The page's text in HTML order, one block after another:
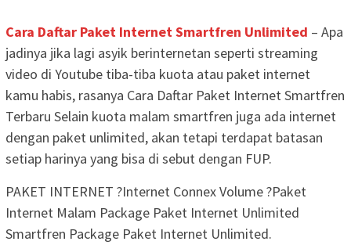
Cara Daftar Paket Internet Smartfren Unlimited – Apa
jadinya jika lagi asyik berinternetan seperti streaming
video di Youtube tiba-tiba kuota atau paket internet
kamu habis, rasanya Cara Daftar Paket Internet Smartfren
Terbaru Selain kuota malam smartfren juga ada internet
dengan paket unlimited, akan tetapi terdapat batasan
setiap harinya yang bisa di sebut dengan FUP.
PAKET INTERNET ?Internet Connex Volume ?Paket
Internet Malam Package Paket Internet Unlimited
Smartfren Package Paket Internet Unlimited.